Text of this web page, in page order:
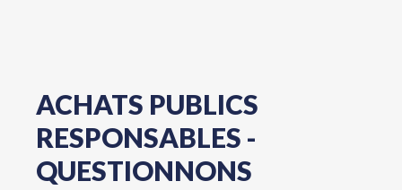
ACHATS PUBLICS
RESPONSABLES -
QUESTIONNONS